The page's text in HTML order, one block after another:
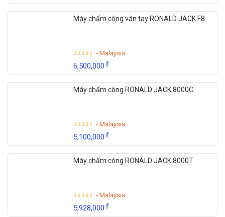
Máy chấm công vân tay RONALD JACK F8
- Malaysia
6,500,000₫
Máy chấm công RONALD JACK 8000C
- Malaysia
5,100,000₫
Máy chấm công RONALD JACK 8000T
- Malaysia
5,928,000₫